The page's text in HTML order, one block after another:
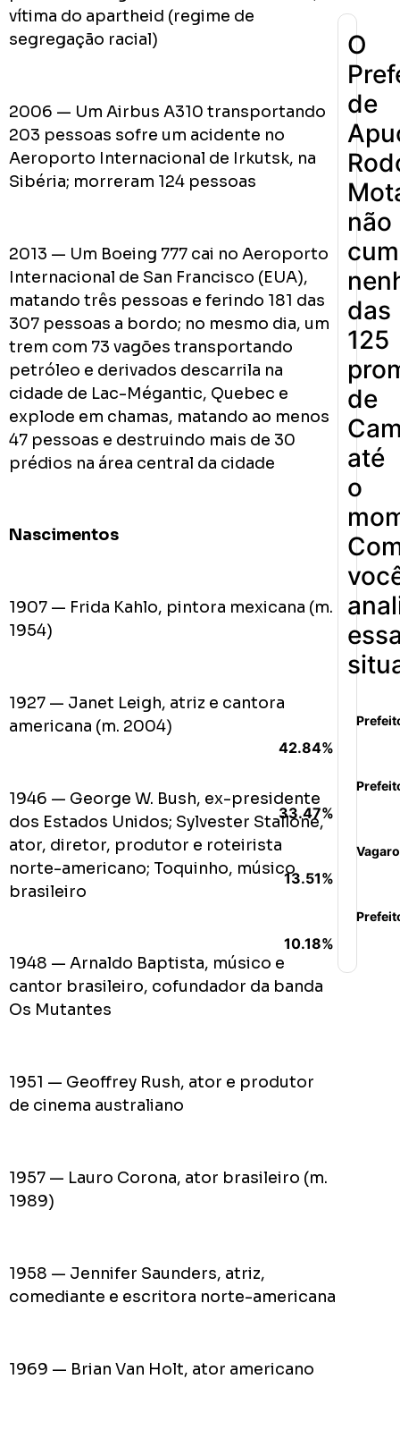
vítima do apartheid (regime de
segregação racial)
2006 — Um Airbus A310 transportando
203 pessoas sofre um acidente no
Aeroporto Internacional de Irkutsk, na
Sibéria; morreram 124 pessoas
2013 — Um Boeing 777 cai no Aeroporto
Internacional de San Francisco (EUA),
matando três pessoas e ferindo 181 das
307 pessoas a bordo; no mesmo dia, um
trem com 73 vagões transportando
petróleo e derivados descarrila na
cidade de Lac-Mégantic, Quebec e
explode em chamas, matando ao menos
47 pessoas e destruindo mais de 30
prédios na área central da cidade
Nascimentos
1907 — Frida Kahlo, pintora mexicana (m.
1954)
1927 — Janet Leigh, atriz e cantora
americana (m. 2004)
1946 — George W. Bush, ex-presidente
dos Estados Unidos; Sylvester Stallone,
ator, diretor, produtor e roteirista
norte-americano; Toquinho, músico
brasileiro
1948 — Arnaldo Baptista, músico e
cantor brasileiro, cofundador da banda
Os Mutantes
1951 — Geoffrey Rush, ator e produtor
de cinema australiano
1957 — Lauro Corona, ator brasileiro (m.
1989)
1958 — Jennifer Saunders, atriz,
comediante e escritora norte-americana
1969 — Brian Van Holt, ator americano
O
de
não
das
125
de
até
o
42.84%
33.47%
13.51%
10.18%